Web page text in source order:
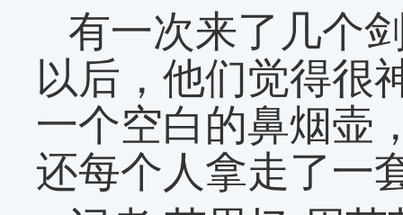
有一次来了几个
以后，他们觉得很
一个空白的鼻烟壶
还每个人拿走了一